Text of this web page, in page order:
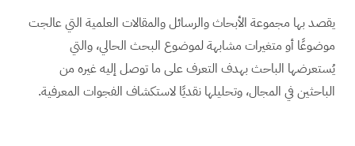
يقصد بها مجموعة الأبحاث والرسائل والمقالات العلمية التي عالجت
موضوعًا أو متغيرات مشابهة لموضوع البحث الحالي، والتي
يُستعرضها الباحث بهدف التعرف على ما توصل إليه غيره من
الباحثين في المجال، وتحليلها نقديًا لاستكشاف الفجوات المعرفية.